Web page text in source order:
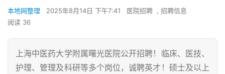
本地网整理 2025年8月14日 下午7:41 医院招聘 , 招聘信息
阅读 36
上海中医药大学附属曙光医院公开招聘！临床、医技、
护理、管理及科研等多个岗位，诚聘英才！硕士及以上